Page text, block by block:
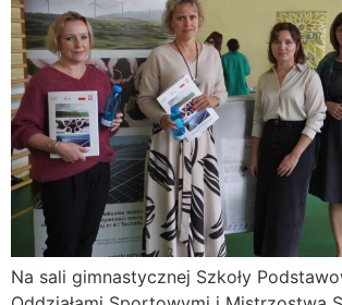
Na sali gimnastycznej Szkoły